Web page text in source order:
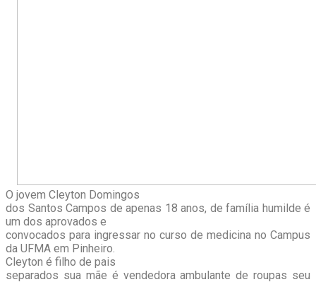
O jovem Cleyton Domingos
dos Santos Campos de apenas 18 anos, de família humilde é
um dos aprovados e
convocados para ingressar no curso de medicina no Campus
da UFMA em Pinheiro.
Cleyton é filho de pais
separados sua mãe é vendedora ambulante de roupas seu